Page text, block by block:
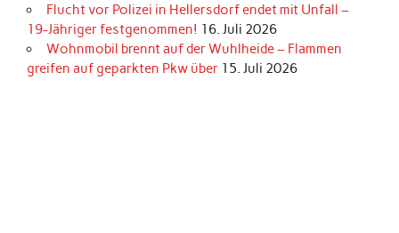
Flucht vor Polizei in Hellersdorf endet mit Unfall –
19-Jähriger festgenommen! 16. Juli 2026
Wohnmobil brennt auf der Wuhlheide – Flammen
greifen auf geparkten Pkw über 15. Juli 2026